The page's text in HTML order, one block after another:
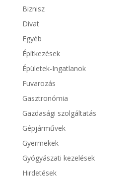
Biznisz
Divat
Egyéb
Építkezések
Épületek-Ingatlanok
Fuvarozás
Gasztronómia
Gazdasági szolgáltatás
Gépjárművek
Gyermekek
Gyógyászati kezelések
Hirdetések